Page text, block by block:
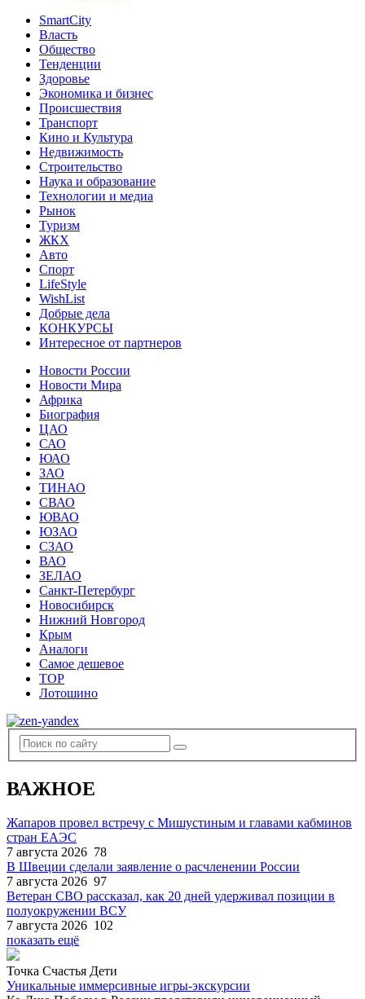
SmartCity
Власть
Общество
Тенденции
Здоровье
Экономика и бизнес
Происшествия
Транспорт
Кино и Культура
Недвижимость
Строительство
Наука и образование
Технологии и медиа
Рынок
Туризм
ЖКХ
Авто
Спорт
LifeStyle
WishList
Добрые дела
КОНКУРСЫ
Интересное от партнеров
Новости России
Новости Мира
Африка
Биография
ЦАО
САО
ЮАО
ЗАО
ТИНАО
СВАО
ЮВАО
ЮЗАО
СЗАО
ВАО
ЗЕЛАО
Санкт-Петербург
Новосибирск
Нижний Новгород
Крым
Аналоги
Самое дешевое
TOP
Лотошино
ВАЖНОЕ
Жапаров провел встречу с Мишустиным и главами кабминов
стран ЕАЭС
7 августа 2026 78
В Швеции сделали заявление о расчленении России
7 августа 2026 97
Ветеран СВО рассказал, как 20 дней удерживал позиции в
полуокружении ВСУ
7 августа 2026 102
показать ещё
Точка Счастья Дети
Уникальные иммерсивные игры-экскурсии